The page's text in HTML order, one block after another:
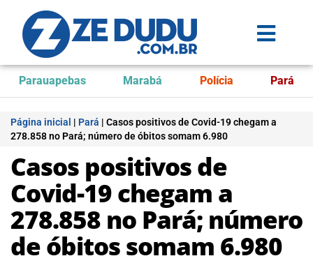
Parauapebas Marabá Polícia Pará
Página inicial | Pará | Casos positivos de Covid-19 chegam a
278.858 no Pará; número de óbitos somam 6.980
Casos positivos de
Covid-19 chegam a
278.858 no Pará; número
de óbitos somam 6.980